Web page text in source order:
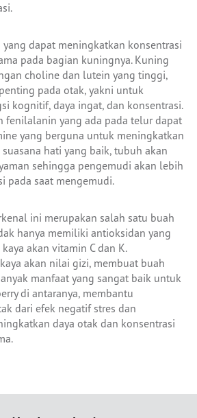
dapat meningkatkan konsentrasi
pada bagian kuningnya. Kuning
choline dan lutein yang tinggi,
pada otak, yakni untuk
kognitif, daya ingat, dan konsentrasi.
fenilalanin yang ada pada telur dapat
yang berguna untuk meningkatkan
hati yang baik, tubuh akan
sehingga pengemudi akan lebih
pada saat mengemudi.
ini merupakan salah satu buah
hanya memiliki antioksidan yang
akan vitamin C dan K.
akan nilai gizi, membuat buah
manfaat yang sangat baik untuk
di antaranya, membantu
dari efek negatif stres dan
daya otak dan konsentrasi